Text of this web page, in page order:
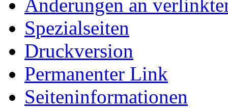
Änderungen an
Spezialseiten
Druckversion
Permanenter Link
Seiten­informationen